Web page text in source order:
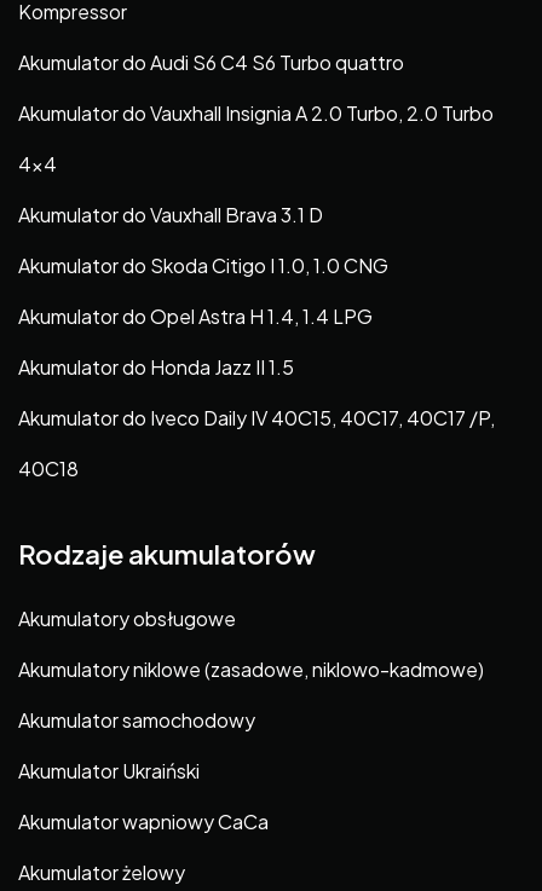
Kompressor
Akumulator do Audi S6 C4 S6 Turbo quattro
Akumulator do Vauxhall Insignia A 2.0 Turbo, 2.0 Turbo
4×4
Akumulator do Vauxhall Brava 3.1 D
Akumulator do Skoda Citigo I 1.0, 1.0 CNG
Akumulator do Opel Astra H 1.4, 1.4 LPG
Akumulator do Honda Jazz II 1.5
Akumulator do Iveco Daily IV 40C15, 40C17, 40C17 /P,
40C18
Rodzaje akumulatorów
Akumulatory obsługowe
Akumulatory niklowe (zasadowe, niklowo-kadmowe)
Akumulator samochodowy
Akumulator Ukraiński
Akumulator wapniowy CaCa
Akumulator żelowy